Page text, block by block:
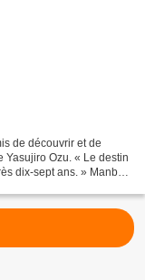
de découvrir et de
Ozu. « Le destin
dix-sept ans. » Manbei